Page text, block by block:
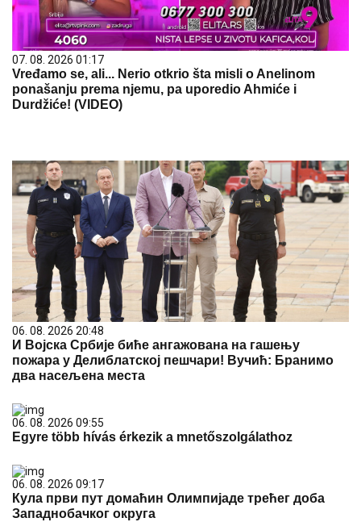
07. 08. 2026 01:17
Vređamo se, ali... Nerio otkrio šta misli o Anelinom
ponašanju prema njemu, pa uporedio Ahmiće i
Durdžiće! (VIDEO)
06. 08. 2026 20:48
И Војска Србије биће ангажована на гашењу
пожара у Делиблатској пешчари! Вучић: Бранимо
два насељена места
06. 08. 2026 09:55
Egyre több hívás érkezik a mnetőszolgálathoz
06. 08. 2026 09:17
Кула први пут домаћин Олимпијаде трећег доба
Западнобачког округа